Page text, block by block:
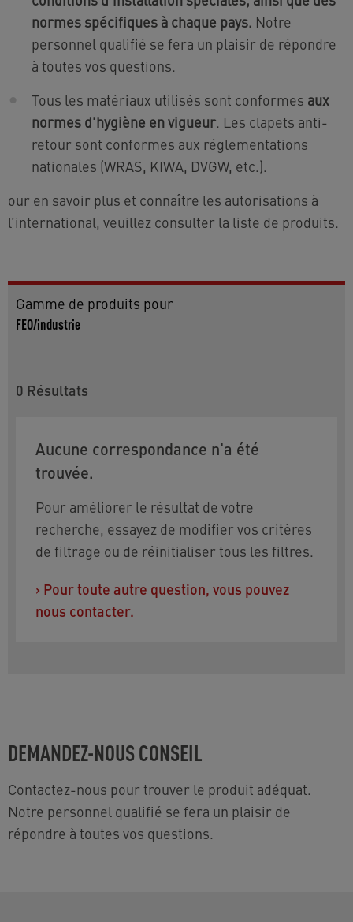
normes spécifiques à chaque pays. Notre
personnel qualifié se fera un plaisir de répondre
à toutes vos questions.
Tous les matériaux utilisés sont conformes aux
normes d'hygiène en vigueur. Les clapets anti-
retour sont conformes aux réglementations
nationales (WRAS, KIWA, DVGW, etc.).
our en savoir plus et connaître les autorisations à
l’international, veuillez consulter la liste de produits.
Gamme de produits pour
FEO/industrie
0 Résultats
Aucune correspondance n'a été
trouvée.
Pour améliorer le résultat de votre
recherche, essayez de modifier vos critères
de filtrage ou de réinitialiser tous les filtres.
› Pour toute autre question, vous pouvez
nous contacter.
DEMANDEZ-NOUS CONSEIL
Contactez-nous pour trouver le produit adéquat.
Notre personnel qualifié se fera un plaisir de
répondre à toutes vos questions.